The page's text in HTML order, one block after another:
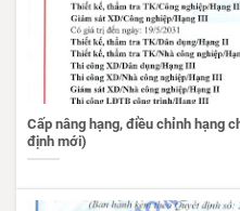
Cấp nâng hạng, điều chỉnh hạng
định mới)